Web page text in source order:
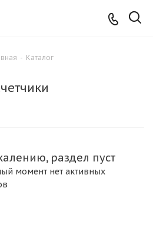
- Каталог
раздел пуст
момент нет активных